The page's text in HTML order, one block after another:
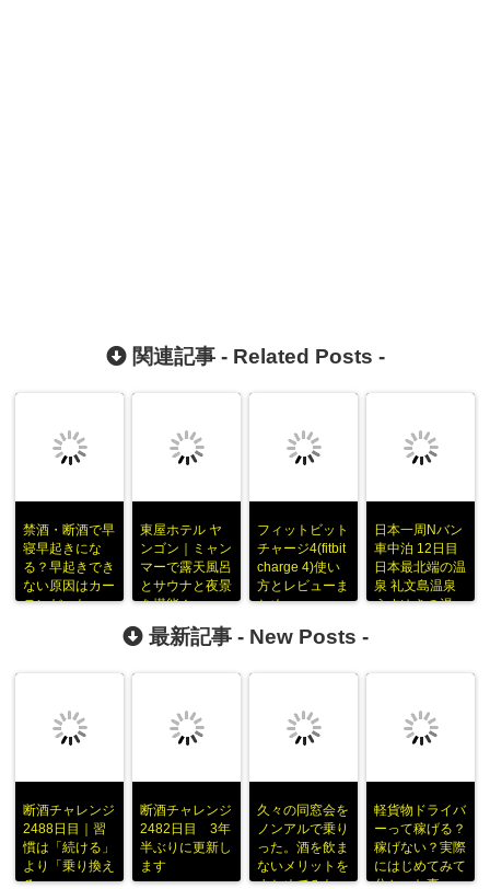
関連記事 - Related Posts -
禁酒・断酒で早
寝早起きにな
る？早起きでき
ない原因はカー
テンだった
東屋ホテル ヤ
ンゴン｜ミャン
マーで露天風呂
とサウナと夜景
を堪能！
フィットビット
チャージ4(fitbit
charge 4)使い
方とレビューま
とめ
日本一周Nバン
車中泊 12日目
日本最北端の温
泉 礼文島温泉
うすゆきの湯
最新記事 - New Posts -
断酒チャレンジ
2488日目｜習
慣は「続ける」
より「乗り換え
る」
断酒チャレンジ
2482日目 3年
半ぶりに更新し
ます
久々の同窓会を
ノンアルで乗り
った。酒を飲ま
ないメリットを
まとめてみた
軽貨物ドライバ
ーって稼げる？
稼げない？実際
にはじめてみて
分かった事